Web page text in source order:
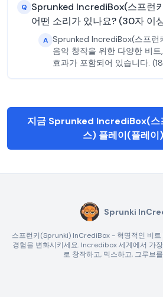
Q Sprunked IncrediBox(스프런
어떤 소리가 있나요? (30자 이
A Sprunked IncrediBox(스프런
음악 창작을 위한 다양한 비
효과가 포함되어 있습니다.
지금 Sprunked IncrediBox(스
스) 플레이(플레이
Sprunki
스프런키(Sprunki) InCrediBox - 혁명적인 비트
경험을 변화시키세요. Incredibox 세계에서 가
로 창작하고, 믹스하고, 그루브